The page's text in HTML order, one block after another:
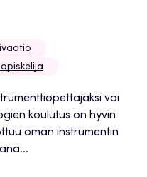
voi
koulutus on hyvin
oman instrumentin